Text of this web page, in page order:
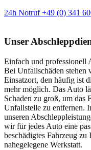
24h Notruf +49 (0) 341
Unser
Einfach und professionell
Bei Unfallschäden stehen
Einsatzort, den häufig ist
mehr möglich. Das Auto
Schaden zu groß, um das
Unfallstelle zu entfernen.
unseren
wir für jedes Auto eine
beschädigtes Fahrzeug
nahegelegene Werkstatt.